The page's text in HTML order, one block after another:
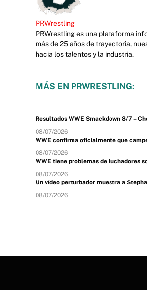
PRWrestling
PRWrestling es una plataforma
más de 25 años de trayectoria,
hacia los talentos y la industria.
MÁS EN PRWRESTLING:
Resultados WWE Smackdown 8/7 –
08/07/2026
WWE confirma oficialmente que
08/07/2026
WWE tiene problemas de luchadores
08/07/2026
Un vídeo perturbador muestra a
08/07/2026